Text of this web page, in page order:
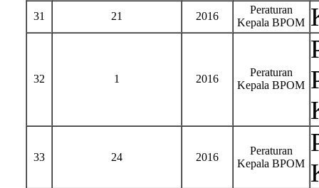
31 21 2016
Peraturan
Kepala BPOM
32 1 2016
Peraturan
Kepala BPOM
33 24 2016
Peraturan
Kepala BPOM